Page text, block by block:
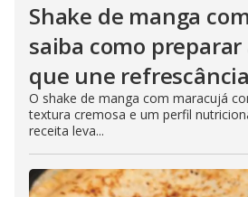
Shake de manga
saiba como preparar
que une
O shake de manga com maracujá
textura cremosa e um perfil
receita leva...